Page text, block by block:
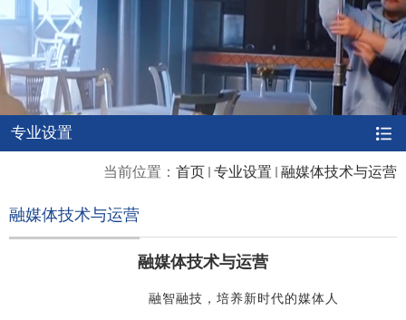
专业设置
当前位置： 首页 专业设置 融媒体技术与运营
融媒体技术与运营
融媒体技术与运营
融智融技，培养新时代的媒体人